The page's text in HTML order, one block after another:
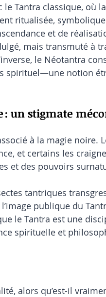
le Tantra classique, où
ritualisée,
et de
mais transmuté à
le Néotantra
spirituel—une notion
: un stigmate
à la magie noire.
et certains les
et des pouvoirs
tantriques
publique du
le Tantra est une
spirituelle et
alors qu’est-il